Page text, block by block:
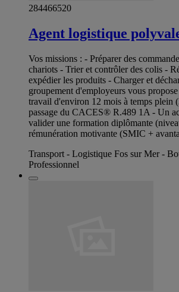
284466520
Agent logistique
Vos missions : - Préparer des
chariots - Trier et contrôler des colis -
expédier les produits - Charger et
groupement d'employeurs vous
travail d'environ 12 mois à temps plein
passage du CACES® R.489 1A - Un
valider une formation diplômante
rémunération motivante (SMIC +
Transport - Logistique Fos sur Mer -
Professionnel